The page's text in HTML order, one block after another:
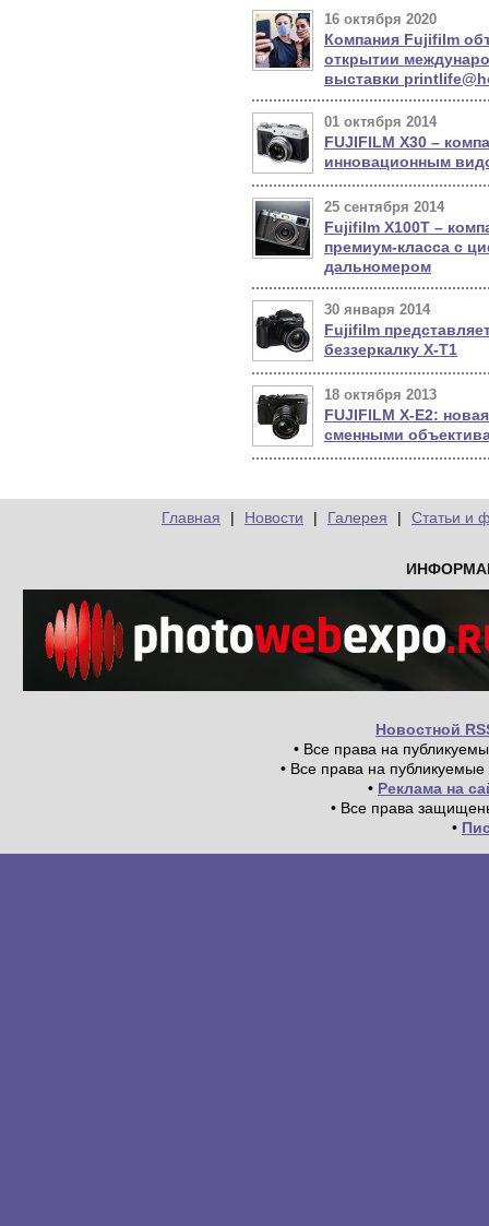
16 октября 2020
Компания Fujifilm
открытии
выставки
01 октября 2014
FUJIFILM X30 –
инновационным
25 сентября 2014
Fujifilm Х100Т –
премиум-класса с
дальномером
30 января 2014
Fujifilm
беззеркалку X-T1
18 октября 2013
FUJIFILM X-E2:
сменными
Главная | Новости | Галерея | Статьи и
Новостной
• Все права на
• Все права на
• Реклама на
• Все права
•